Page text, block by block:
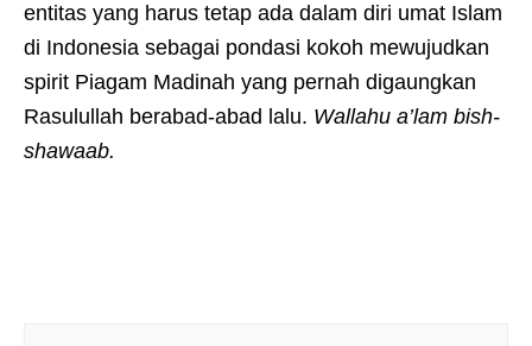
entitas yang harus tetap ada dalam diri umat Islam
di Indonesia sebagai pondasi kokoh mewujudkan
spirit Piagam Madinah yang pernah digaungkan
Rasulullah berabad-abad lalu. Wallahu a’lam bish-
shawaab.